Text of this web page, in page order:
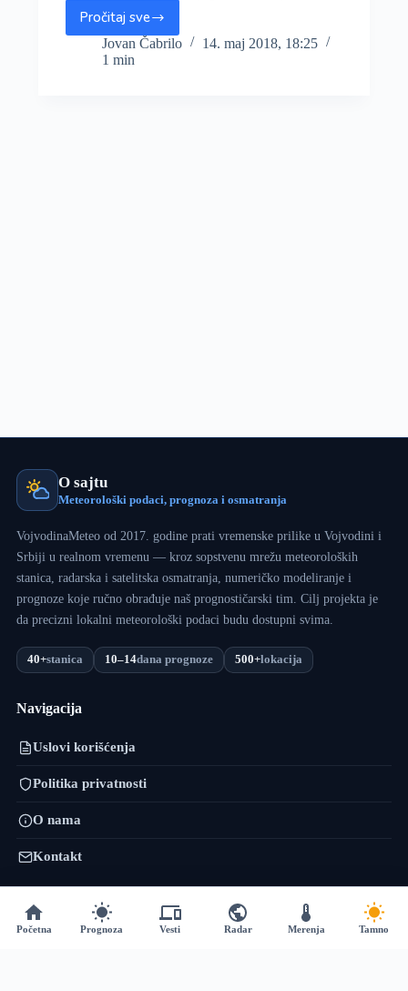
Pročitaj sve
Jako
nevreme
pogodilo
Jovan Čabrilo
14. maj 2018, 18:25
1 min
O sajtu
Meteorološki podaci, prognoza i osmatranja
VojvodinaMeteo od 2017. godine prati vremenske prilike u Vojvodini i
Srbiji u realnom vremenu — kroz sopstvenu mrežu meteoroloških
stanica, radarska i satelitska osmatranja, numeričko modeliranje i
prognoze koje ručno obrađuje naš prognostičarski tim. Cilj projekta je
da precizni lokalni meteorološki podaci budu dostupni svima.
40+stanica 10–14dana prognoze 500+lokacija
Navigacija
Uslovi korišćenja
Politika privatnosti
O nama
Kontakt
VojvodinaMeteo mreža
Početna Prognoza Vesti Radar Merenja Tamno